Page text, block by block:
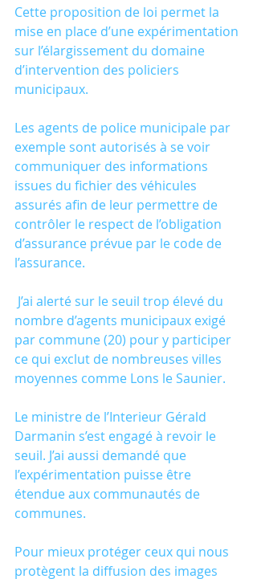
Cette proposition de loi permet la
mise en place d’une expérimentation
sur l’élargissement du domaine
d’intervention des policiers
municipaux.
Les agents de police municipale par
exemple sont autorisés à se voir
communiquer des informations
issues du fichier des véhicules
assurés afin de leur permettre de
contrôler le respect de l’obligation
d’assurance prévue par le code de
l’assurance.
nombre d’agents municipaux exigé
par commune (20) pour y participer
ce qui exclut de nombreuses villes
moyennes comme Lons le Saunier.
Le ministre de l’Interieur Gérald
Darmanin s’est engagé à revoir le
seuil. J’ai aussi demandé que
l’expérimentation puisse être
étendue aux communautés de
communes.
Pour mieux protéger ceux qui nous
protègent la diffusion des images